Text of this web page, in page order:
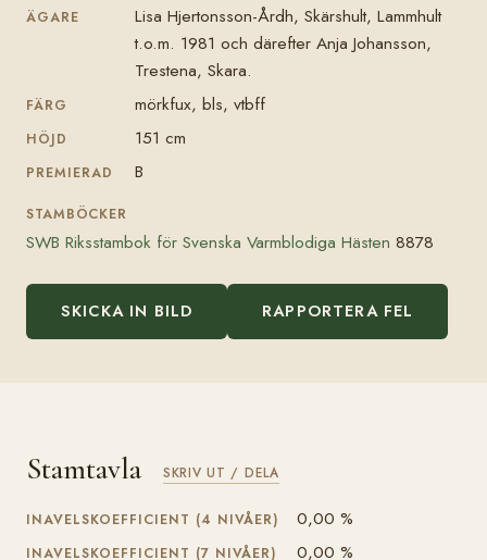
ÄGARE
Lisa Hjertonsson-Årdh, Skärshult, Lammhult
t.o.m. 1981 och därefter Anja Johansson,
Trestena, Skara.
FÄRG mörkfux, bls, vtbff
HÖJD 151 cm
PREMIERAD B
STAMBÖCKER
SWB Riksstambok för Svenska Varmblodiga Hästen 8878
SKICKA IN BILD RAPPORTERA FEL
Stamtavla SKRIV UT / DELA
INAVELSKOEFFICIENT (4 NIVÅER) 0,00 %
INAVELSKOEFFICIENT (7 NIVÅER) 0,00 %